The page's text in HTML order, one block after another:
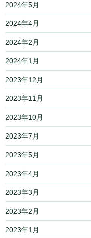
2024年5月
2024年4月
2024年2月
2024年1月
2023年12月
2023年11月
2023年10月
2023年7月
2023年5月
2023年4月
2023年3月
2023年2月
2023年1月